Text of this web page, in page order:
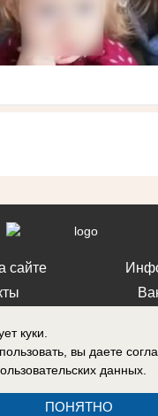
сайте
в сфере связи,
куки.
вы даете
данных.
ПОНЯТНО